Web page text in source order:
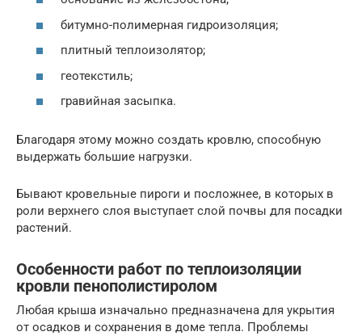
битумно-полимерная гидроизоляция;
плитный теплоизолятор;
геотекстиль;
гравийная засыпка.
Благодаря этому можно создать кровлю, способную
выдержать большие нагрузки.
Бывают кровельные пироги и посложнее, в которых в
роли верхнего слоя выступает слой почвы для посадки
растений.
Особенности работ по теплоизоляции
кровли пенополистиролом
Любая крыша изначально предназначена для укрытия
от осадков и сохранения в доме тепла. Проблемы